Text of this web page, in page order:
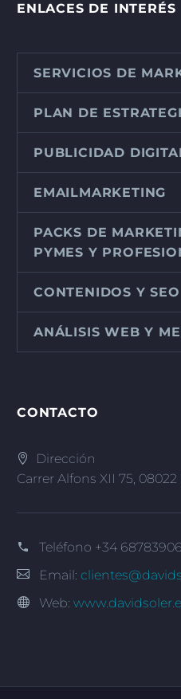
ENLACES DE INTERÉS
SERVICIOS DE
PLAN DE
PUBLICIDAD
EMAILMARKETING
PACKS DE
PYMES Y
CONTENIDOS Y SEO
ANÁLISIS WEB Y
CONTACTO
Dirección
Carrer Alfons XII 75,
Teléfono +34
Email:
Web: